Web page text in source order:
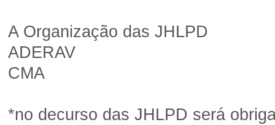
A Organização das JHLPD
ADERAV
CMA
*no decurso das JHLPD será